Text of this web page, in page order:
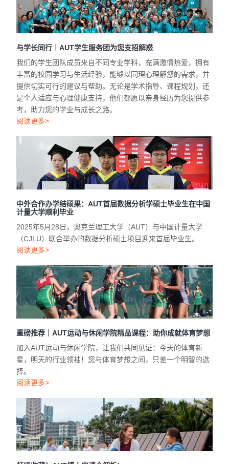
与学长同行｜AUT学生服务团为您支招解惑
我们的学生团队成员来自不同专业学科，充满激情热爱，拥有
丰富的校园学习与生活经验，能够以同理心理解您的需求，并
提供切实可行的建议与帮助。无论是学术指导、课程规划，还
是个人适应与心理健康支持，他们都愿以亲身经历为您提供参
考，助力您的学业与成长之路。
阅读更多>
中外合作办学结硕果：AUT首届数据分析学硕士毕业生在中国
计量大学顺利毕业
2025年5月28日，奥克兰理工大学（AUT）与中国计量大学
（CJLU）联合举办的数据分析硕士项目迎来首届毕业生。
阅读更多>
重磅推荐｜AUT运动与休闲学院精品课程：助你成就体育梦想
加入AUT运动与休闲学院，让我们共同见证：今天的体育新
星，明天的行业领袖！您与体育梦想之间，只差一个明智的选
择。
阅读更多>